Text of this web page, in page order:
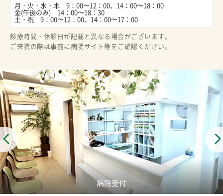
月・火・水・木　9：00〜12：00、14：00〜18：00
金(午後のみ)　14：00〜18：30
土・祝　9：00〜12：00、14：00〜17：00
診療時間・休診日が記載と異なる場合がございます。
ご来院の際は事前に病院サイト等をご確認ください。
病院受付